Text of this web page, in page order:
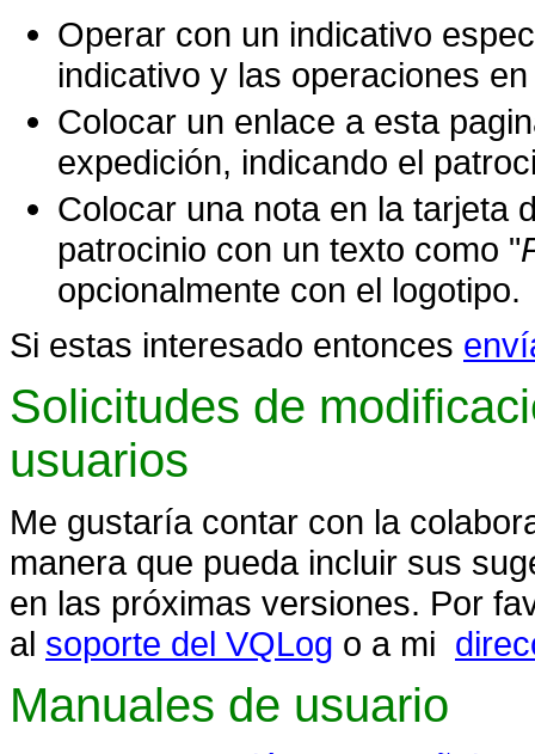
Operar con un indicativo
indicativo y las operaciones
Colocar un enlace a esta
expedición, indicando el
Colocar una nota en la tarjeta
patrocinio con un texto como "
opcionalmente con el logotipo.
Si estas interesado entonces
Solicitudes de
usuarios
Me gustaría contar con la
manera que pueda incluir sus
en las próximas versiones. Por
al soporte del VQLog o a mi
Manuales de usuario